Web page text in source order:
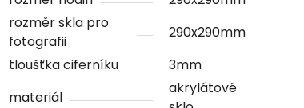
rozměr skla pro
fotografii
290x290mm
tloušťka ciferníku
3mm
materiál
akrylátové